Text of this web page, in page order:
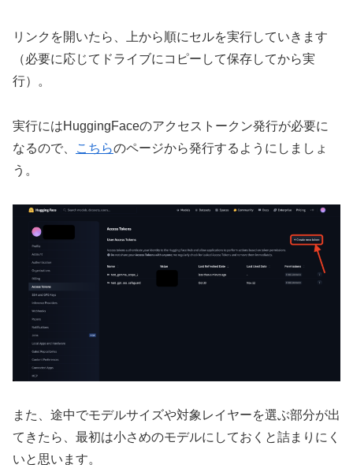
リンクを開いたら、上から順にセルを実行していきます
（必要に応じてドライブにコピーして保存してから実
行）。
実行にはHuggingFaceのアクセストークン発行が必要に
なるので、
こちらのページから発行するようにしましょ
う。
また、途中でモデルサイズや対象レイヤーを選ぶ部分が出
てきたら、最初は小さめのモデルにしておくと詰まりにく
いと思います。